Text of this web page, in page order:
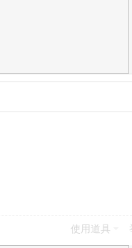
使用道具